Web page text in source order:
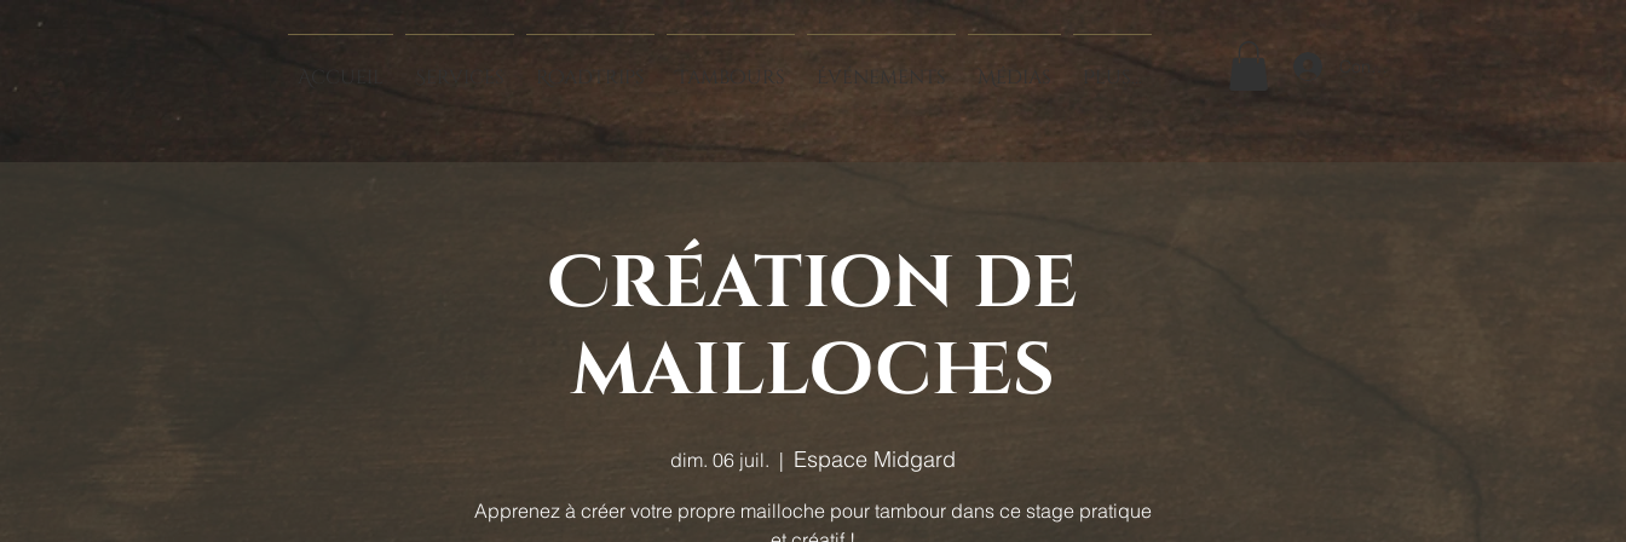
Roadtrips Tambours Événements Médias Plus...
Création de
mailloches
dim. 06 juil.
  |
Espace Midgard
Apprenez à créer votre propre mailloche pour tambour dans ce stage pratique